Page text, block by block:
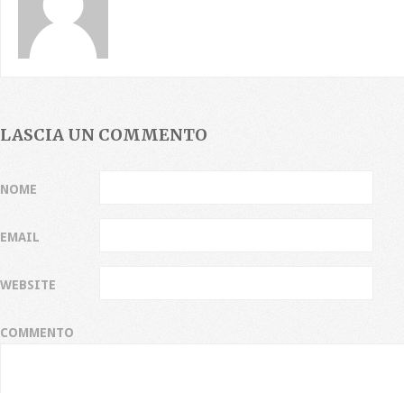
LASCIA UN COMMENTO
NOME
EMAIL
WEBSITE
COMMENTO